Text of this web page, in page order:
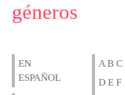
géneros
EN
ESPAÑOL
A B C
D E F